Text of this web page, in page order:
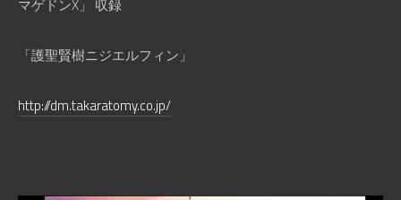
マゲドンX」 収録
「護聖賢樹ニジエルフィン」
http://dm.takaratomy.co.jp/